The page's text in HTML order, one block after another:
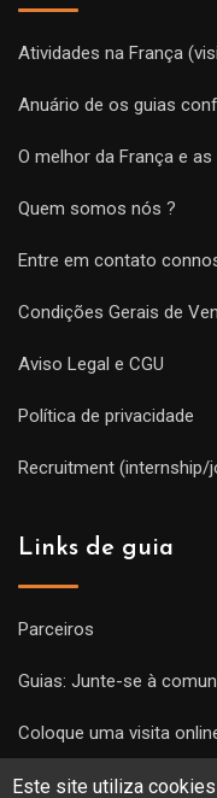
Este site utiliza
Atividades na França
Anuário de os guias
O melhor da França e
Quem somos nós ?
Entre em contato
Condições Gerais de
Aviso Legal e CGU
Política de privacidade
Recruitment (internship/
Links de guia
Parceiros
Guias: Junte-se à
Coloque uma visita